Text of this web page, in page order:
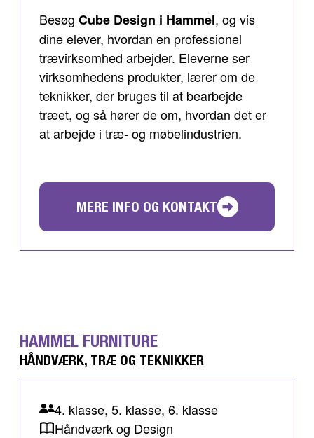
Besøg Cube Design i Hammel, og vis
dine elever, hvordan en professionel
trævirksomhed arbejder. Eleverne ser
virksomhedens produkter, lærer om de
teknikker, der bruges til at bearbejde
træet, og så hører de om, hvordan det er
at arbejde i træ- og møbelindustrien.
MERE INFO OG KONTAKT
HAMMEL FURNITURE
HÅNDVÆRK, TRÆ OG TEKNIKKER
4. klasse, 5. klasse, 6. klasse
Håndværk og Design